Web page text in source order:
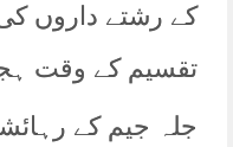
کے رشتے داروں
تقسیم کے وقت